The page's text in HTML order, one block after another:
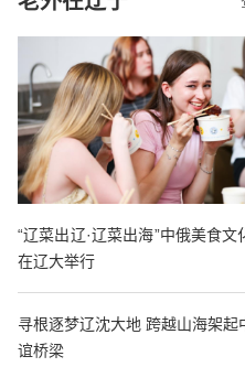
“辽菜出辽·辽菜出海”中俄美食文
在辽大举行
寻根逐梦辽沈大地 跨越山海架起
谊桥梁